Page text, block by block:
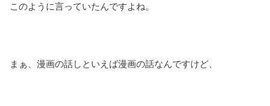
このように言っていたんですよね。
まぁ、漫画の話しといえば漫画の話なんですけど、